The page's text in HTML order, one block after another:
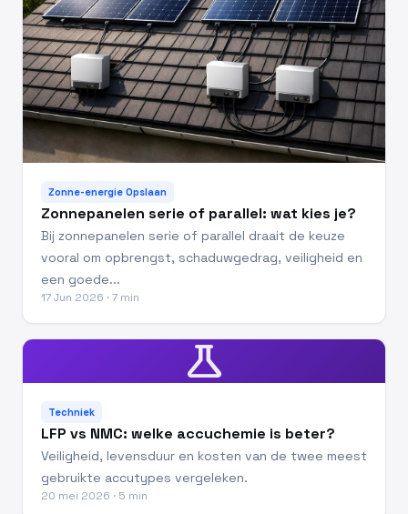
Zonne-energie Opslaan
Zonnepanelen serie of parallel: wat kies je?
Bij zonnepanelen serie of parallel draait de keuze
vooral om opbrengst, schaduwgedrag, veiligheid en
een goede...
17 Jun 2026 · 7 min
science
Techniek
LFP vs NMC: welke accuchemie is beter?
Veiligheid, levensduur en kosten van de twee meest
gebruikte accutypes vergeleken.
20 mei 2026 · 5 min